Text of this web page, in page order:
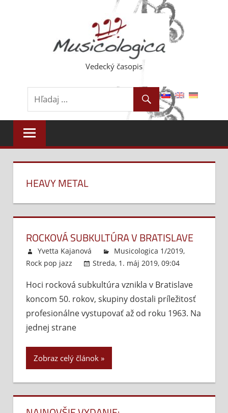
Vedecký časopis
HEAVY METAL
ROCKOVÁ SUBKULTÚRA V BRATISLAVE
Yvetta Kajanová Musicologica 1/2019,
Rock pop jazz
Streda, 1. máj 2019, 09:04
vypnuté
Hoci rocková subkultúra vznikla v Bratislave
koncom 50. rokov, skupiny dostali príležitosť
profesionálne vystupovať až od roku 1963. Na
jednej strane
Zobraz celý článok